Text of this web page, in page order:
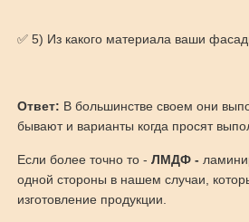
✅ 5) Из какого материала ваши
Ответ: В большинстве своем они
бывают и варианты когда просят
Если более точно то - ЛМДФ -
одной стороны в нашем случаи,
изготовление продукции.